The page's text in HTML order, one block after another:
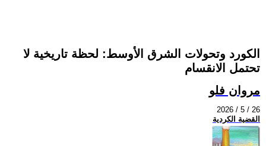
الكورد وتحولات الشرق الأوسط: لحظة تاريخية لا
تحتمل الانقسام
مروان فلو
2026 / 5 / 26
القضية الكردية